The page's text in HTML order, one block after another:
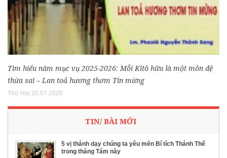
Tìm hiểu năm mục vụ 2025-2026: Mỗi Kitô hữu là một môn đệ
thừa sai – Lan toả hương thơm Tin mừng
Thứ Hai 20.07.2026
TIN/ BÀI MỚI
5 vị thánh dạy chúng ta yêu mến Bí tích Thánh Thể
trong tháng Tám này